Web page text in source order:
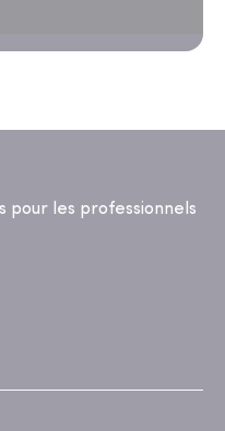
pour les professionnels